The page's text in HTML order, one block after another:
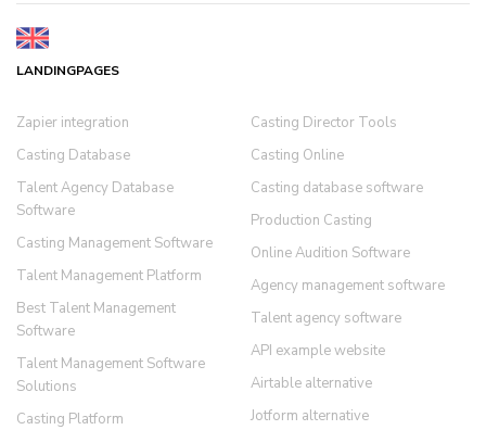
LANDINGPAGES
Zapier integration
Casting Database
Talent Agency Database
Software
Casting Management Software
Talent Management Platform
Best Talent Management
Software
Talent Management Software
Solutions
Casting Platform
Casting Director Tools
Casting Online
Casting database software
Production Casting
Online Audition Software
Agency management software
Talent agency software
API example website
Airtable alternative
Jotform alternative